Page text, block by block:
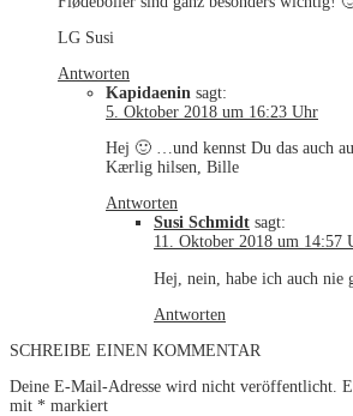
LG Susi
Antworten
Kapidaenin sagt:
5. Oktober 2018 um 16:23 Uhr
Hej 🙂 …und kennst Du das auch
Kærlig hilsen, Bille
Antworten
Susi Schmidt sagt:
11. Oktober 2018 um 14:57
Hej, nein, habe ich auch nie
Antworten
SCHREIBE EINEN KOMMENTAR
Deine E-Mail-Adresse wird nicht veröffentlicht.
mit * markiert